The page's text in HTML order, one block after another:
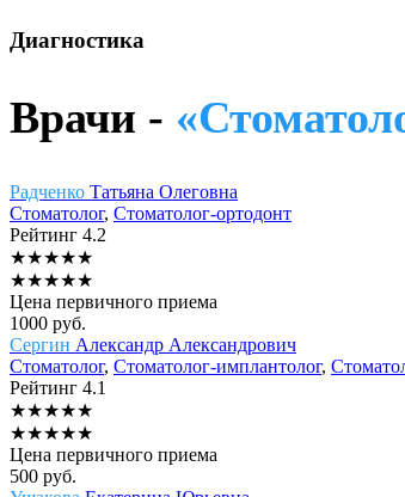
Диагностика
Врачи -
Радченко Татьяна Олеговна
Стоматолог, Стоматолог-ортодонт
Рейтинг 4.2
★★★★★
★★★★★
Цена первичного приема
1000 руб.
Сергин Александр Александрович
Стоматолог, Стоматолог-имплантолог,
Рейтинг 4.1
★★★★★
★★★★★
Цена первичного приема
500 руб.